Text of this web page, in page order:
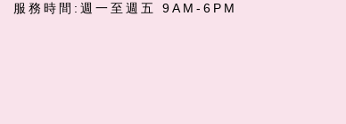
服務時間:週一至週五 9AM-6PM